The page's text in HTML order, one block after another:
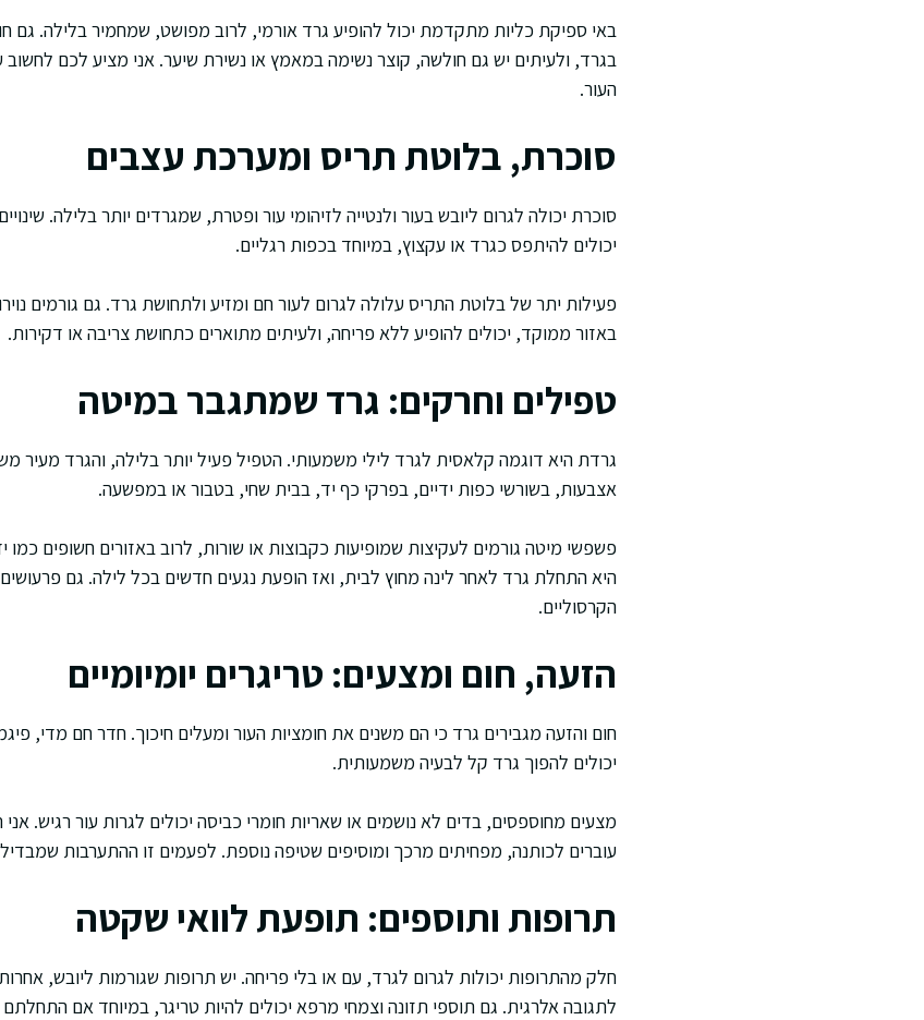
באי ספיקת כליות מתקדמת יכול להופיע גרד אורמי, לרוב מפושט, שמחמיר בלילה. גם
בגרד, ולעיתים יש גם חולשה, קוצר נשימה במאמץ או נשירת שיער. אני מציע לכם
העור.
סוכרת, בלוטת תריס ומערכת עצבים
סוכרת יכולה לגרום ליובש בעור ולנטייה לזיהומי עור ופטרת, שמגרדים יותר בלילה.
יכולים להיתפס כגרד או עקצוץ, במיוחד בכפות רגליים.
פעילות יתר של בלוטת התריס עלולה לגרום לעור חם ומזיע ולתחושת גרד. גם גורמים
באזור ממוקד, יכולים להופיע ללא פריחה, ולעיתים מתוארים כתחושת צריבה או דקירות.
טפילים וחרקים: גרד שמתגבר במיטה
גרדת היא דוגמה קלאסית לגרד לילי משמעותי. הטפיל פעיל יותר בלילה, והגרד מעיר
אצבעות, בשורשי כפות ידיים, בפרקי כף יד, בבית שחי, בטבור או במפשעה.
פשפשי מיטה גורמים לעקיצות שמופיעות כקבוצות או שורות, לרוב באזורים חשופים כמו
היא התחלת גרד לאחר לינה מחוץ לבית, ואז הופעת נגעים חדשים בכל לילה. גם פרעושים
הקרסוליים.
הזעה, חום ומצעים: טריגרים יומיומיים
חום והזעה מגבירים גרד כי הם משנים את חומציות העור ומעלים חיכוך. חדר חם מדי,
יכולים להפוך גרד קל לבעיה משמעותית.
מצעים מחוספסים, בדים לא נושמים או שאריות חומרי כביסה יכולים לגרות עור רגיש.
עוברים לכותנה, מפחיתים מרכך ומוסיפים שטיפה נוספת. לפעמים זו ההתערבות
תרופות ותוספים: תופעת לוואי שקטה
חלק מהתרופות יכולות לגרום לגרד, עם או בלי פריחה. יש תרופות שגורמות ליובש,
לתגובה אלרגית. גם תוספי תזונה וצמחי מרפא יכולים להיות טריגר, במיוחד אם